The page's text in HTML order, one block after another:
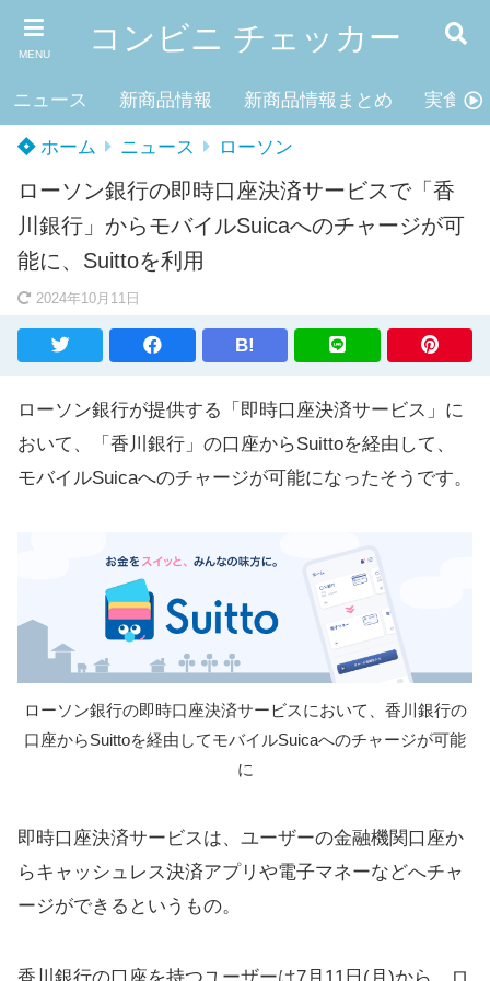
MENU コンビニ チェッカー
ニュース 新商品情報 新商品情報まとめ 実食レ
ホーム ニュース ローソン
ローソン銀行の即時口座決済サービスで「香
川銀行」からモバイルSuicaへのチャージが可
能に、Suittoを利用
2024年10月11日
B!
ローソン銀行が提供する「即時口座決済サービス」に
おいて、「香川銀行」の口座からSuittoを経由して、
モバイルSuicaへのチャージが可能になったそうです。
ローソン銀行の即時口座決済サービスにおいて、香川銀行の
口座からSuittoを経由してモバイルSuicaへのチャージが可能
に
即時口座決済サービスは、ユーザーの金融機関口座か
らキャッシュレス決済アプリや電子マネーなどへチャ
ージができるというもの。